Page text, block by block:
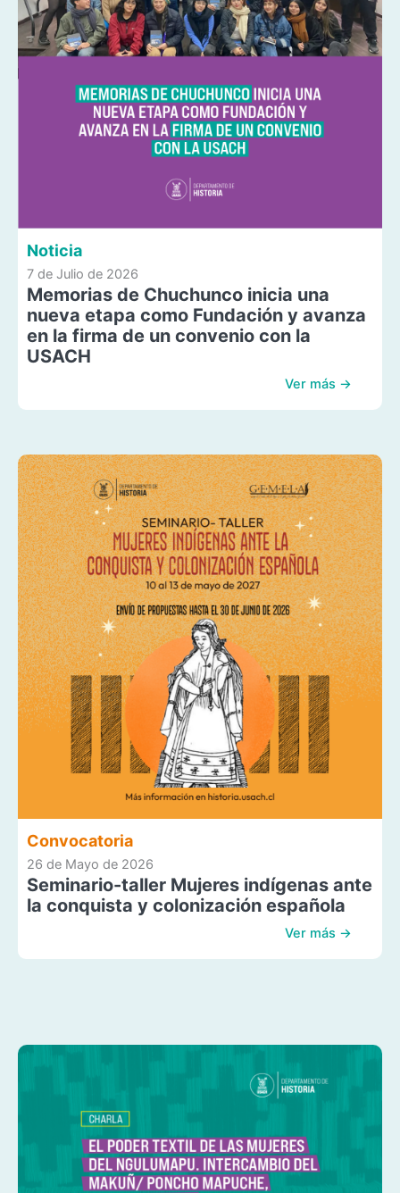
Noticia
7 de Julio de 2026
Memorias de Chuchunco inicia una
nueva etapa como Fundación y avanza
en la firma de un convenio con la
USACH
Ver más →
Convocatoria
26 de Mayo de 2026
Seminario-taller Mujeres indígenas ante
la conquista y colonización española
Ver más →